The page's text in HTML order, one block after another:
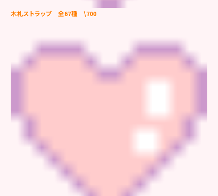
木札ストラップ 全67種 \700